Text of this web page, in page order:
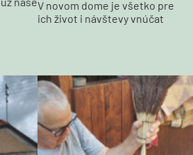
V novom dome je všetko pre
ich život i návštevy vnúčat